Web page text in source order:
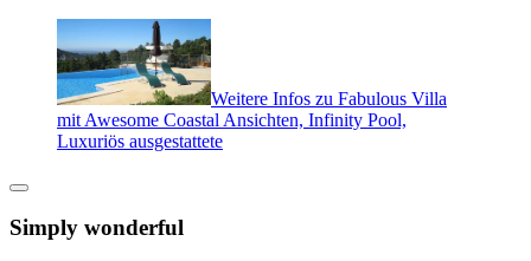
Weitere Infos zu Fabulous Villa
mit Awesome Coastal Ansichten, Infinity Pool,
Luxuriös ausgestattete
Simply wonderful